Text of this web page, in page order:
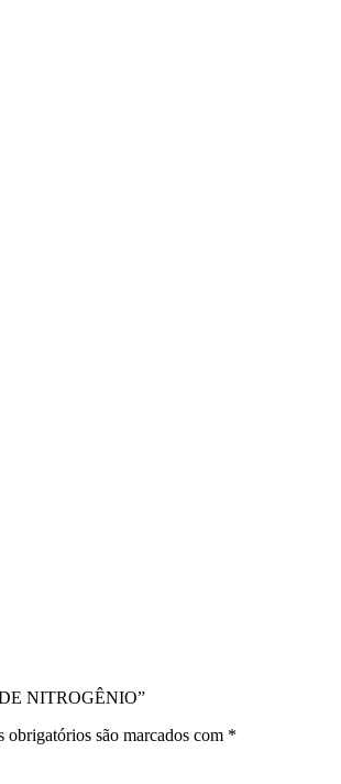
NITROGÊNIO”
obrigatórios são marcados com *